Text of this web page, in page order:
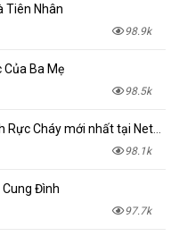
Tiên Nhân
98.9k
Ba Mẹ
98.5k
98.1k
Cung Đình
97.7k